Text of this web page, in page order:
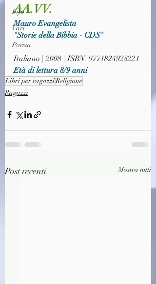
Info
Vari
Poesia
AA.VV.
Mauro Evangelista
"Storie della Bibbia - CDS"
Italiano | 2008 | ISBN: 9771824928221
Età di lettura 8/9 anni
Libri per ragazziReligione
Ragazzi
Post recenti Mostra tutti